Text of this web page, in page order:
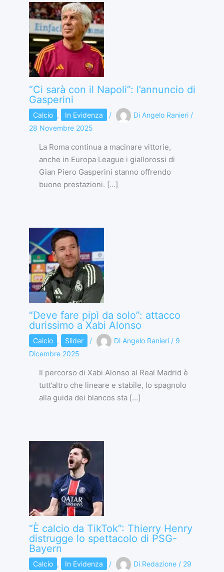
“Ci sarà con il Napoli”: l’annuncio di
Gasperini
Calcio , In Evidenza / Di Angelo Ranieri /
28 Novembre 2025
La Roma continua a macinare vittorie,
anche in Europa League i giallorossi di
Gian Piero Gasperini stanno offrendo
buone prestazioni. […]
“Deve fare pipì da solo”: attacco
durissimo a Xabi Alonso
Calcio , Slider / Di Angelo Ranieri / 9
Dicembre 2025
Il percorso di Xabi Alonso al Real Madrid è
tutt’altro che lineare e stabile, lo spagnolo
alla guida dei blancos sta […]
“È calcio da TikTok”: Thierry Henry
distrugge lo spettacolo di PSG-
Bayern
Calcio , In Evidenza / Di Redazione / 29